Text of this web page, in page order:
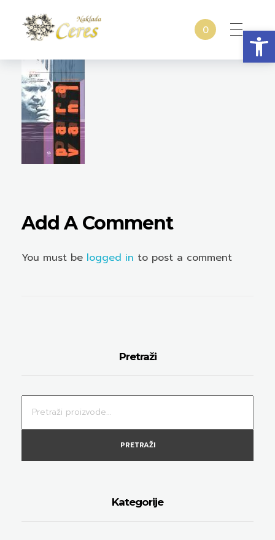
0
Add A Comment
You must be logged in to post a comment
Pretraži
PRETRAŽI
Kategorije